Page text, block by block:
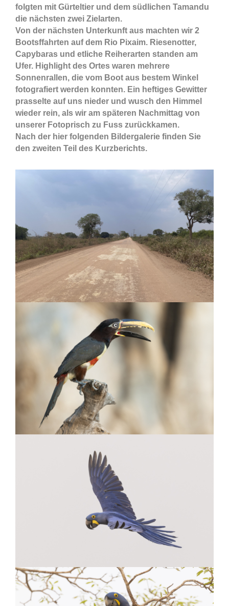
folgten mit Gürteltier und dem südlichen Tamandu
die nächsten zwei Zielarten.
Von der nächsten Unterkunft aus machten wir 2
Bootsffahrten auf dem Rio Pixaim. Riesenotter,
Capybaras und etliche Reiherarten standen am
Ufer. Highlight des Ortes waren mehrere
Sonnenrallen, die vom Boot aus bestem Winkel
fotografiert werden konnten. Ein heftiges Gewitter
prasselte auf uns nieder und wusch den Himmel
wieder rein, als wir am späteren Nachmittag von
unserer Fotoprisch zu Fuss zurückkamen.
Nach der hier folgenden Bildergalerie finden Sie
den zweiten Teil des Kurzberichts.